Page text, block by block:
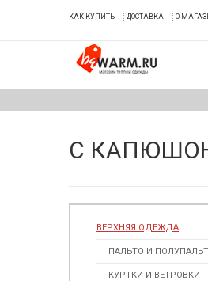
КАК КУПИТЬ ДОСТАВКА О
С
ВЕРХНЯЯ ОДЕЖДА
ПАЛЬТО И
КУРТКИ И ВЕТРОВКИ